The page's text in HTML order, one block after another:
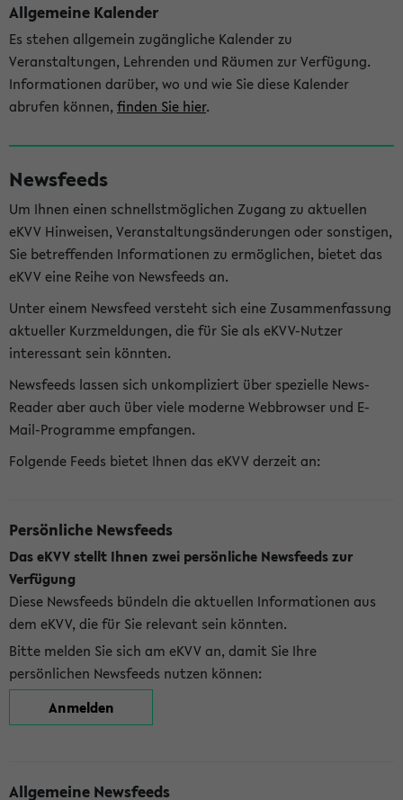
Allgemeine Kalender
Es stehen allgemein zugängliche Kalender zu
Veranstaltungen, Lehrenden und Räumen zur Verfügung.
Informationen darüber, wo und wie Sie diese Kalender
abrufen können, finden Sie hier.
Newsfeeds
Um Ihnen einen schnellstmöglichen Zugang zu aktuellen
eKVV Hinweisen, Veranstaltungsänderungen oder sonstigen,
Sie betreffenden Informationen zu ermöglichen, bietet das
eKVV eine Reihe von Newsfeeds an.
Unter einem Newsfeed versteht sich eine Zusammenfassung
aktueller Kurzmeldungen, die für Sie als eKVV-Nutzer
interessant sein könnten.
Newsfeeds lassen sich unkompliziert über spezielle News-
Reader aber auch über viele moderne Webbrowser und E-
Mail-Programme empfangen.
Folgende Feeds bietet Ihnen das eKVV derzeit an:
Persönliche Newsfeeds
Das eKVV stellt Ihnen zwei persönliche Newsfeeds zur
Verfügung
Diese Newsfeeds bündeln die aktuellen Informationen aus
dem eKVV, die für Sie relevant sein könnten.
Bitte melden Sie sich am eKVV an, damit Sie Ihre
persönlichen Newsfeeds nutzen können:
Anmelden
Allgemeine Newsfeeds